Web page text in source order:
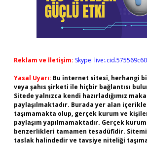
Reklam ve İletişim: Skype:
Yasal Uyarı: Bu internet sitesi, herhangi
veya şahıs şirketi ile hiçbir bağlantısı
Sitede yalnızca kendi hazırladığımız
paylaşılmaktadır. Burada yer alan
taşımamakta olup, gerçek kurum ve
paylaşım yapılmamaktadır. Gerçek
benzerlikleri tamamen tesadüfidir.
taslak halindedir ve tavsiye niteliği